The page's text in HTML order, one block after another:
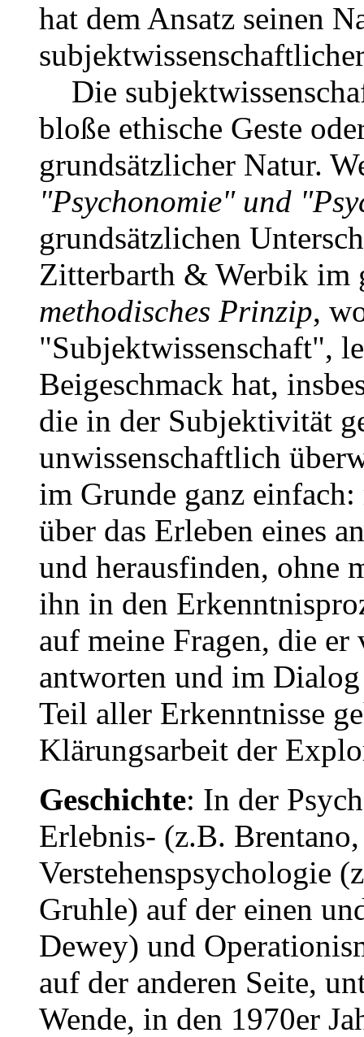
hat dem Ansatz seinen
Die
bloße ethische Geste
grundsätzlicher Natur.
"Psychonomie" und
grundsätzlichen
Zitterbarth & Werbik im
methodisches Prinzip,
"Subjektwissenschaft",
Beigeschmack hat,
die in der Subjektivität
unwissenschaftlich
im Grunde ganz
über das Erleben eines
und herausfinden, ohne
ihn in den
auf meine Fragen, die er
antworten und im
Teil aller Erkenntnisse
Klärungsarbeit der
Geschichte: In der
Erlebnis- (z.B.
Verstehenspsychologie
Gruhle) auf der einen
Dewey) und
auf der anderen Seite,
Wende, in den 1970er